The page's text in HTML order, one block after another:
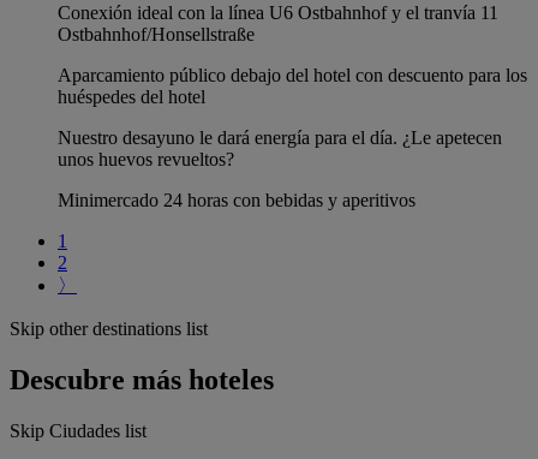
Conexión ideal con la línea U6 Ostbahnhof y el tranvía 11
Ostbahnhof/Honsellstraße
Aparcamiento público debajo del hotel con descuento para los
huéspedes del hotel
Nuestro desayuno le dará energía para el día. ¿Le apetecen
unos huevos revueltos?
Minimercado 24 horas con bebidas y aperitivos
1
2
〉
Skip other destinations list
Descubre más hoteles
Skip Ciudades list